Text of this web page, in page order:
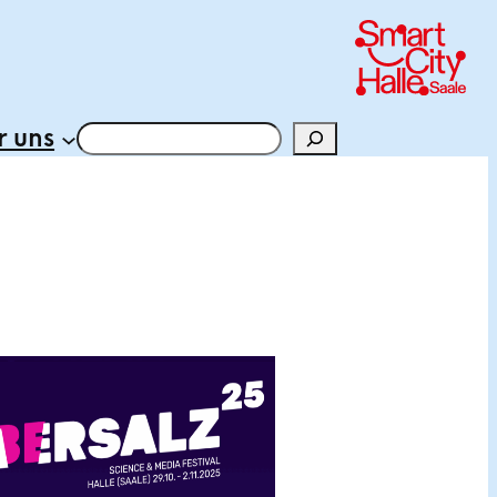
uns Suchen